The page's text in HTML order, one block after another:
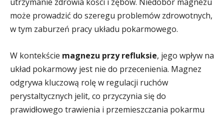
może prowadzić do szeregu problemów zdrowotnych,
w tym zaburzeń pracy układu pokarmowego.
W kontekście magnezu przy refluksie, jego wpływ na
układ pokarmowy jest nie do przecenienia. Magnez
odgrywa kluczową rolę w regulacji ruchów
perystaltycznych jelit, co przyczynia się do
prawidłowego trawienia i przemieszczania pokarmu